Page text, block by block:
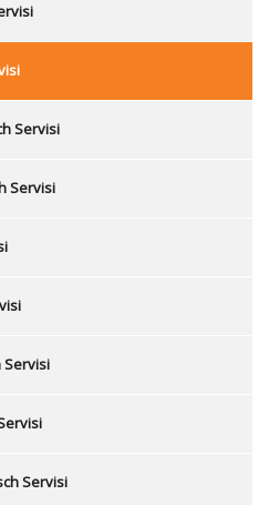
Servisi
Servisi
Servisi
Servisi